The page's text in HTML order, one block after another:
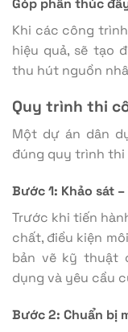
Góp phần thúc
Khi các công
hiệu quả, sẽ tạo
thu hút nguồn
Quy trình thi
Một dự án dân
đúng quy trình thi
Bước 1: Khảo sát
Trước khi tiến
chất, điều kiện
bản vẽ kỹ thuật
dụng và yêu cầu
Bước 2: Chuẩn bị